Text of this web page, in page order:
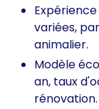
variées,
animalier.
Modèle
an, taux
rénovation.